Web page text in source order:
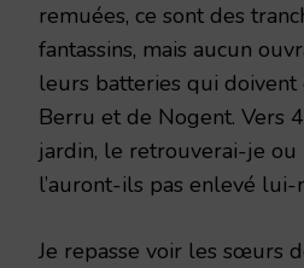
remuées, ce sont des
fantassins, mais aucun
leurs batteries qui doivent
Berru et de Nogent. Vers
jardin, le retrouverai-je
l’auront-ils pas enlevé lui-
Je repasse voir les sœurs